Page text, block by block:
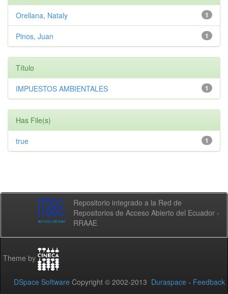
1
Orellana, Nataly
1
Pinos, Juan
Título
1
IMPUESTOS AMBIENTALES
Has File(s)
1
true
Repositorio integrado a la Red de
Repositorios de Acceso Abierto del Ecuador -
RRAAE
Theme by
DSpace Software Copyright © 2002-2013 Duraspace - Feedback